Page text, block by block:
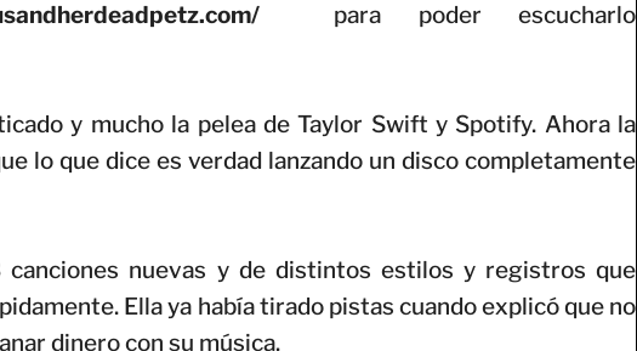
para poder escucharlo
y mucho la pelea de Taylor Swift y Spotify. Ahora la
lo que dice es verdad lanzando un disco completamente
canciones nuevas y de distintos estilos y registros que
Ella ya había tirado pistas cuando explicó que no
dinero con su música.